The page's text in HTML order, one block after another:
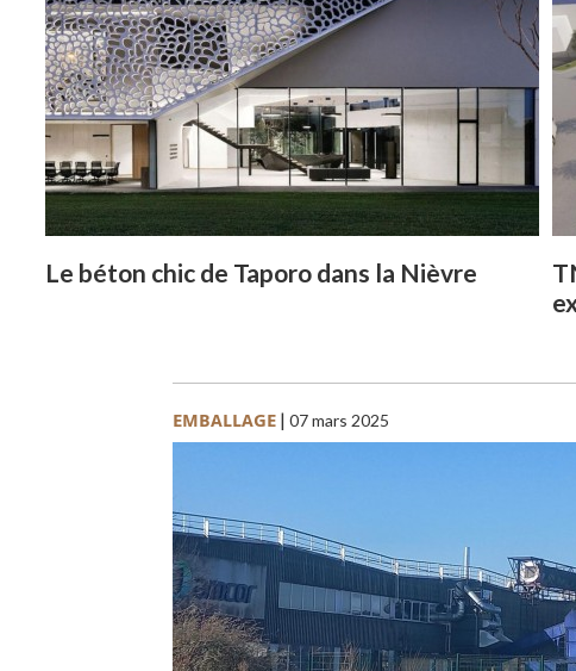
Le béton chic de Taporo dans la Nièvre
EMBALLAGE| 07 mars 2025